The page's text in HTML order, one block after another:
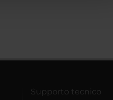
Supporto tecnico